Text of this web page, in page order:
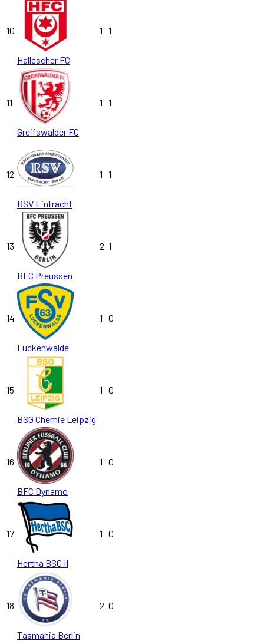
10
Hallescher FC
1 1
11
Greifswalder FC
1 1
12
RSV Eintracht
1 1
13
BFC Preussen
2 1
14
Luckenwalde
1 0
15
BSG Chemie Leipzig
1 0
16
BFC Dynamo
1 0
17
Hertha BSC II
1 0
18
Tasmania Berlin
2 0